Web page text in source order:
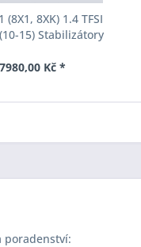
(8X1, 8XK) 1.4 TFSI
15) Stabilizátory
008-01-10
7980,00 Kč *
poradenství: